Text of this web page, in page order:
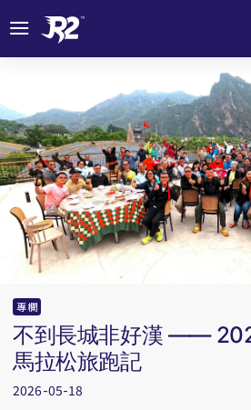
專欄
不到長城非好漢 ——
馬拉松旅跑記
2026-05-18